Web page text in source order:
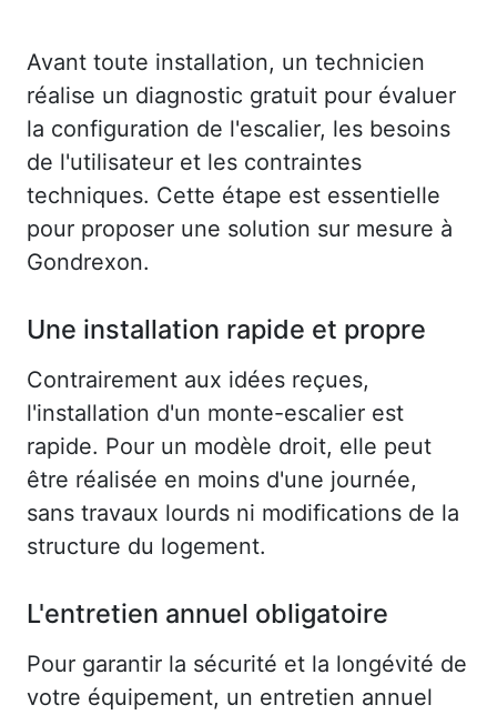
Avant toute installation, un technicien
réalise un diagnostic gratuit pour évaluer
la configuration de l'escalier, les besoins
de l'utilisateur et les contraintes
techniques. Cette étape est essentielle
pour proposer une solution sur mesure à
Gondrexon.
Une installation rapide et propre
Contrairement aux idées reçues,
l'installation d'un monte-escalier est
rapide. Pour un modèle droit, elle peut
être réalisée en moins d'une journée,
sans travaux lourds ni modifications de la
structure du logement.
L'entretien annuel obligatoire
Pour garantir la sécurité et la longévité de
votre équipement, un entretien annuel